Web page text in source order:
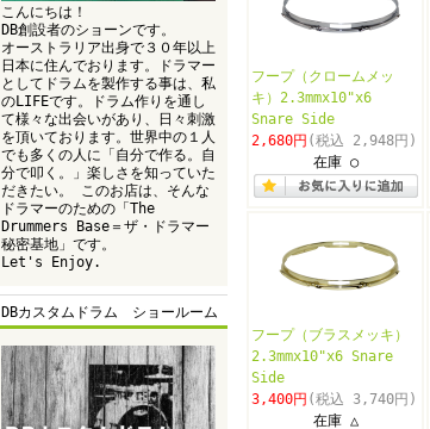
こんにちは！
DB創設者のショーンです。
オーストラリア出身で３０年以上
日本に住んでおります。ドラマー
としてドラムを製作する事は、私
のLIFEです。ドラム作りを通し
て様々な出会いがあり、日々刺激
を頂いております。世界中の１人
でも多くの人に「自分で作る。自
分で叩く。」楽しさを知っていた
だきたい。 このお店は、そんな
ドラマーのための「The
Drummers Base＝ザ・ドラマー
秘密基地」です。
Let's Enjoy.
DBカスタムドラム ショールーム
フープ（クロームメッ
キ）2.3mmx10"x6
Snare Side
2,680円 (税込 2,948円)
在庫 ○
フープ（ブラスメッキ）
2.3mmx10"x6 Snare
Side
3,400円 (税込 3,740円)
在庫 △